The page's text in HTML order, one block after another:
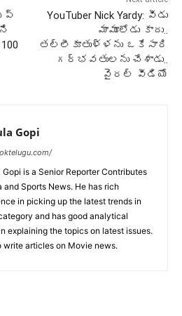
YouTuber Nick Yardy: వీడు
మామూలోడు కాదు..
తల్లీకూతుళ్ళను ఒకేసారి
గర్భవతులను చేశాడు..
వైరల్ వీడియో
Gopi
Gopi is a Senior Reporter Contributes
and Sports News. He has rich
in picking up the latest trends in
and has good analytical
explaining the topics on latest issues.
write articles on Movie news.